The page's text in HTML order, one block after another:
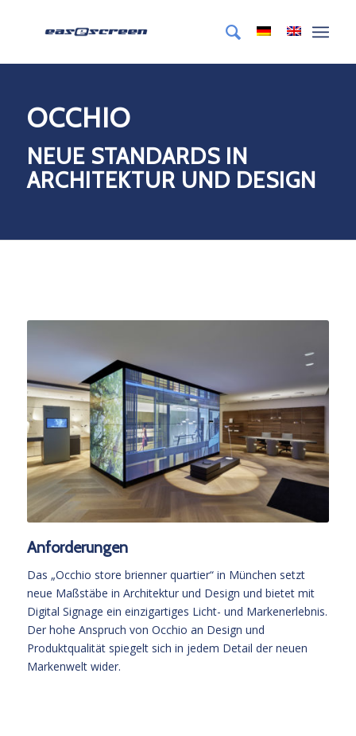
OCCHIO
NEUE STANDARDS IN
ARCHITEKTUR UND DESIGN
Anforderungen
Das „Occhio store brienner quartier“ in München setzt
neue Maßstäbe in Architektur und Design und bietet mit
Digital Signage ein einzigartiges Licht- und Markenerlebnis.
Der hohe Anspruch von Occhio an Design und
Produktqualität spiegelt sich in jedem Detail der neuen
Markenwelt wider.